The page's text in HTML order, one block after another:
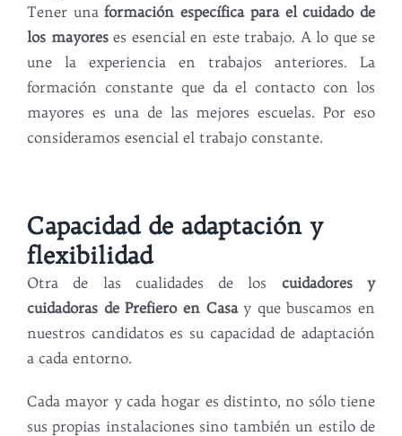
Tener unaformación específica para el cuidado de
los mayoreses esencial en este trabajo. A lo que se
une la experiencia en trabajos anteriores. La
formación constante que da el contacto con los
mayores es una de las mejores escuelas. Por eso
consideramos esencial el trabajo constante.
Capacidad de adaptación y
flexibilidad
Otra de las cualidades de los cuidadores y
cuidadoras de Prefiero en Casay que buscamos en
nuestros candidatos es su capacidad de adaptación
a cada entorno.
Cada mayor y cada hogar es distinto, no sólo tiene
sus propias instalaciones sino también un estilo de